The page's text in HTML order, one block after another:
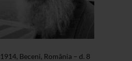
Beceni, România – d. 8